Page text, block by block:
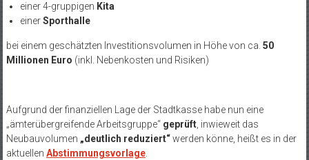
einer 4-gruppigen Kita
einerSporthalle
bei einem geschätzten Investitionsvolumen in Höhe von ca. 50
Millionen Euro (inkl. Nebenkosten und Risiken)
Aufgrund der finanziellen Lage der Stadtkasse habe nun eine
„ämterübergreifende Arbeitsgruppe“ geprüft, inwieweit das
Neubauvolumen „deutlich reduziert“werden könne, heißt es in der
aktuellen Abstimmungsvorlage.